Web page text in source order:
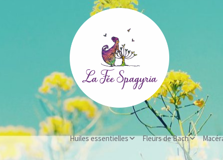
la
navigation
contenu
Huiles essentielles Fleurs de Bach